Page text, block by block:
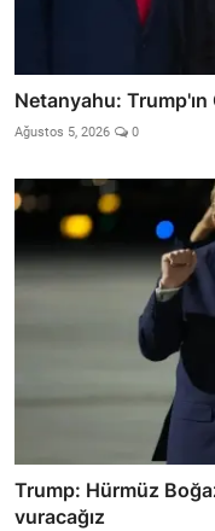
Netanyahu: Trump'ın
Ağustos 5, 2026 0
Trump: Hürmüz
vuracağız